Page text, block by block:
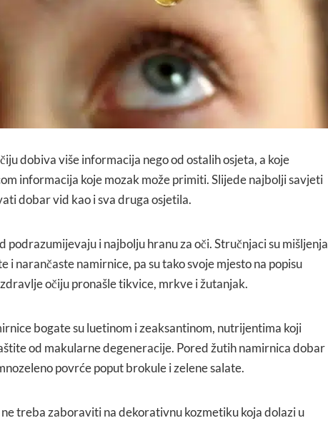
dobiva više informacija nego od ostalih osjeta, a koje
informacija koje mozak može primiti. Slijede najbolji savjeti
dobar vid kao i sva druga osjetila.
podrazumijevaju i najbolju hranu za oči. Stručnjaci su mišljenja
i narančaste namirnice, pa su tako svoje mjesto na popisu
očiju pronašle tikvice, mrkve i žutanjak.
bogate su luetinom i zeaksantinom, nutrijentima koji
od makularne degeneracije. Pored žutih namirnica dobar
povrće poput brokule i zelene salate.
treba zaboraviti na dekorativnu kozmetiku koja dolazi u